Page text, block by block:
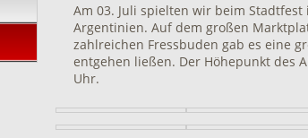
Am 03. Juli spielten wir beim
Argentinien. Auf dem großen
zahlreichen Fressbuden gab es eine
entgehen ließen. Der Höhepunkt des
Uhr.